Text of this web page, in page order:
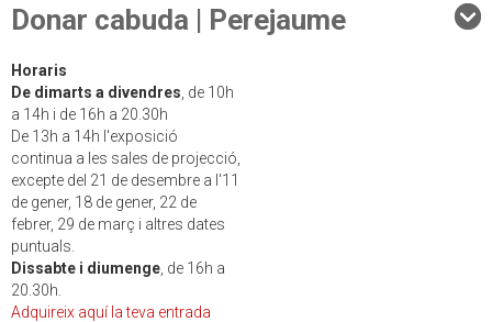
Donar cabuda | Perejaume
Horaris
De dimarts a divendres , de 10h
a 14h i de 16h a 20.30h
De 13h a 14h l'exposició
continua a les sales de projecció,
excepte del 21 de desembre a l'11
de gener, 18 de gener, 22 de
febrer, 29 de març i altres dates
puntuals.
Dissabte i diumenge , de 16h a
20.30h.
Adquireix aquí la teva entrada